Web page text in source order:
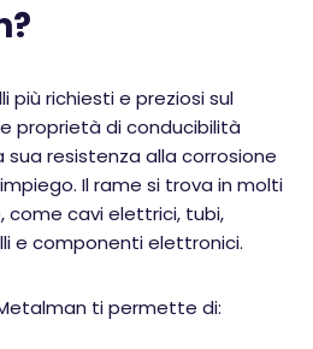
più richiesti e preziosi sul
proprietà di conducibilità
resistenza alla corrosione
Il rame si trova in molti
cavi elettrici, tubi,
e componenti elettronici.
ti permette di: